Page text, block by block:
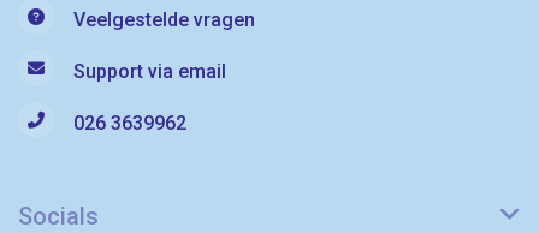
Veelgestelde vragen
Support via email
026 3639962
Socials